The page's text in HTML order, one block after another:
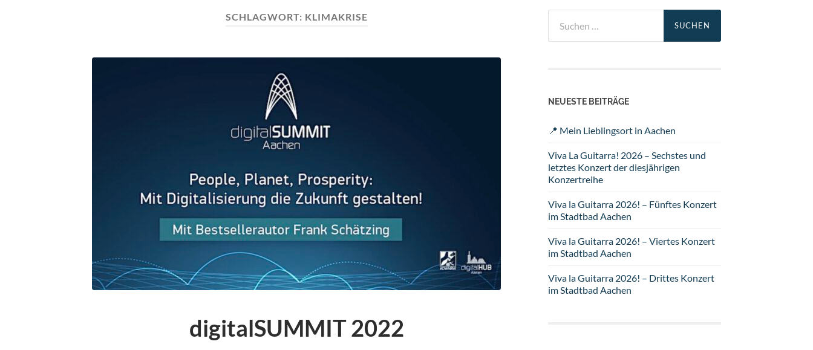
SCHLAGWORT: KLIMAKRISE
digitalSUMMIT 2022
nach:
NEUESTE BEITRÄGE
📍 Mein Lieblingsort in Aachen
Viva La Guitarra! 2026 – Sechstes und
letztes Konzert der diesjährigen
Konzertreihe
Viva la Guitarra 2026! – Fünftes Konzert
im Stadtbad Aachen
Viva la Guitarra 2026! – Viertes Konzert
im Stadtbad Aachen
Viva la Guitarra 2026! – Drittes Konzert
im Stadtbad Aachen